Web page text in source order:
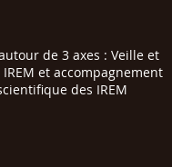
de 3 axes : Veille et
et accompagnement
des IREM